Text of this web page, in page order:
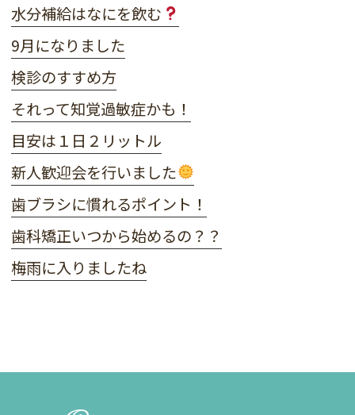
水分補給はなにを飲む
9月になりました
検診のすすめ方
それって知覚過敏症かも！
目安は１日２リットル
新人歓迎会を行いました
歯ブラシに慣れるポイント！
歯科矯正いつから始めるの？？
梅雨に入りましたね